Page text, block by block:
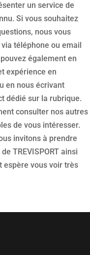
un service de
Si vous souhaitez
nous vous
téléphone ou email
également en
expérience en
en nous écrivant
dédié sur la rubrique.
consulter nos autres
de vous intéresser.
invitons à prendre
TREVISPORT ainsi
espère vous voir très